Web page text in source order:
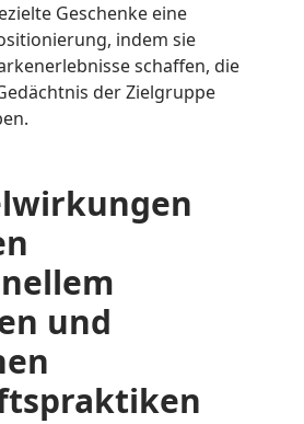
Geschenke eine
indem sie
schaffen, die
der Zielgruppe
und